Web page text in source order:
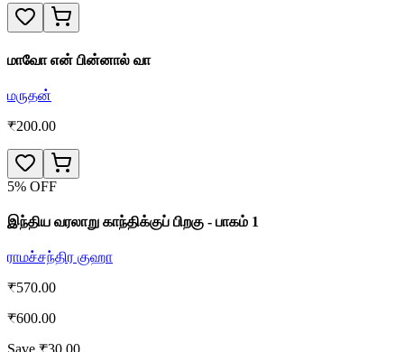
மாவோ என் பின்னால் வா
மருதன்
₹200.00
5% OFF
இந்திய வரலாறு காந்திக்குப் பிறகு - பாகம் 1
ராமச்சந்திர குஹா
₹570.00
₹600.00